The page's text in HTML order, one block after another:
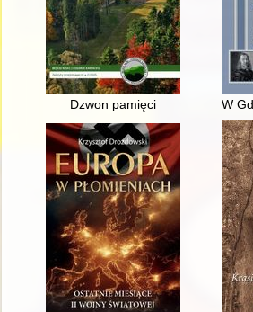
Dzwon pamięci W